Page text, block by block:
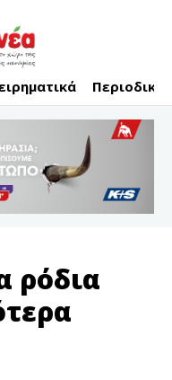
Περιοδικό
ρόδια